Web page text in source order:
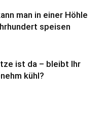
man in einer Höhle
speisen
ist da – bleibt Ihr
kühl?